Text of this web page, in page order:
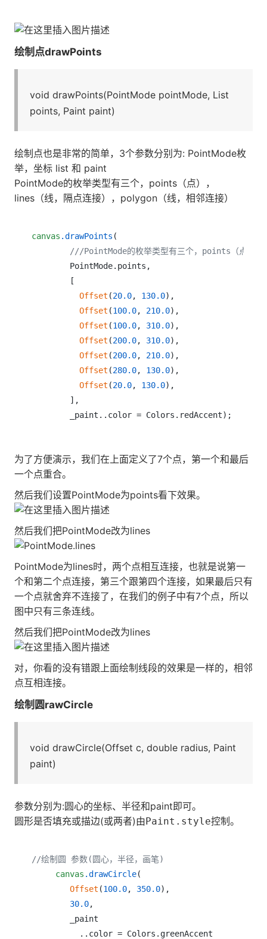
绘制点drawPoints
void drawPoints(PointMode pointMode, List
points, Paint paint)
绘制点也是非常的简单，3个参数分别为: PointMode枚
举，坐标 list 和 paint
PointMode的枚举类型有三个，points（点），
lines（线，隔点连接），polygon（线，相邻连接）
canvas .drawPoints (
///PointMode的枚举类型有三个，points（点）
        PointMode.points,
        [
Offset (20.0, 130.0),
Offset (100.0, 210.0),
Offset (100.0, 310.0),
Offset (200.0, 310.0),
Offset (200.0, 210.0),
Offset (280.0, 130.0),
Offset (20.0, 130.0),
        ],
为了方便演示，我们在上面定义了7个点，第一个和最后
一个点重合。
然后我们设置PointMode为points看下效果。
然后我们把PointMode改为lines
PointMode为lines时，两个点相互连接，也就是说第一
个和第二个点连接，第三个跟第四个连接，如果最后只有
一个点就舍弃不连接了，在我们的例子中有7个点，所以
图中只有三条连线。
然后我们把PointMode改为lines
对，你看的没有错跟上面绘制线段的效果是一样的，相邻
点互相连接。
绘制圆rawCircle
void drawCircle(Offset c, double radius, Paint
paint)
参数分别为:圆心的坐标、半径和paint即可。
圆形是否填充或描边(或两者)由Paint.style控制。
//绘制圆 参数(圆心，半径，画笔)
canvas .drawCircle(
Offset (100.0, 350.0),
30.0,
        _paint
          ..color = Colors.greenAccent